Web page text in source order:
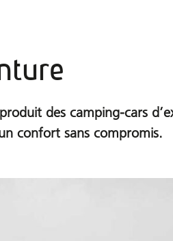
des camping-cars
confort sans compromis.